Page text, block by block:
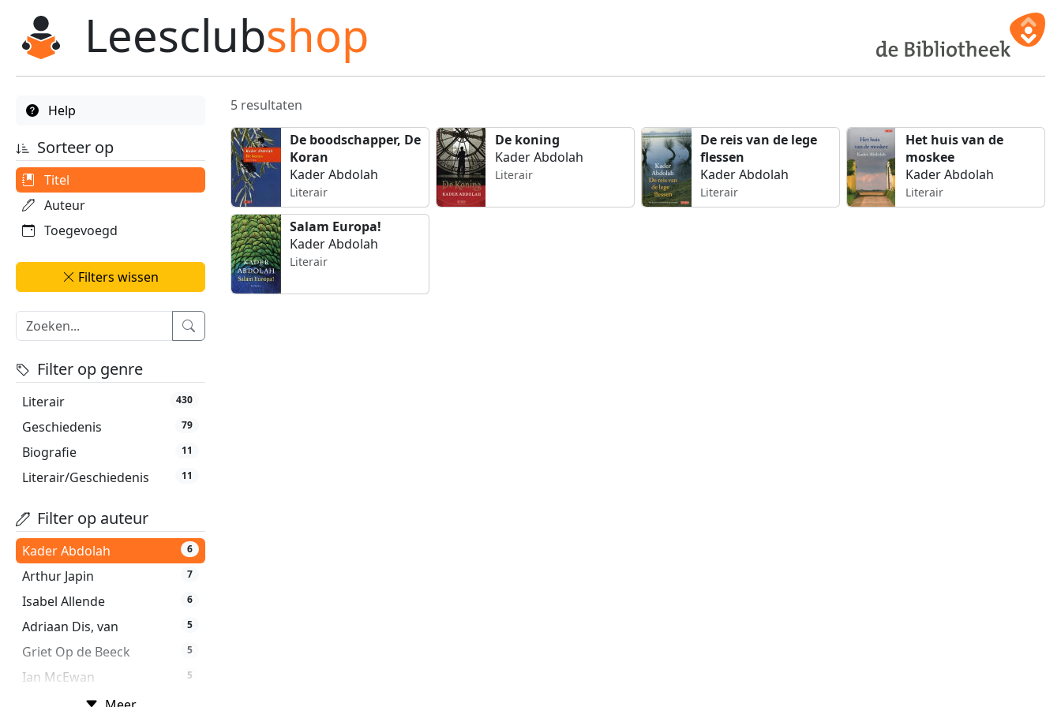
Leesclubshop
Help
Sorteer op
Titel
Auteur
Toegevoegd
Filters wissen
Filter op genre
Literair 430
Geschiedenis 79
Biografie 11
Literair/Geschiedenis 11
Filter op auteur
Arthur Japin 7
Isabel Allende 6
Kader Abdolah 6
Adriaan Dis, van 5
Griet Op de Beeck 5
Ian McEwan 5
Nelleke Noordervliet
5 resultaten
De boodschapper, De
Koran
Kader Abdolah
Literair
De koning
Kader Abdolah
Literair
De reis van de lege
flessen
Kader Abdolah
Literair
Het huis van de
moskee
Kader Abdolah
Literair
Salam Europa!
Kader Abdolah
Literair